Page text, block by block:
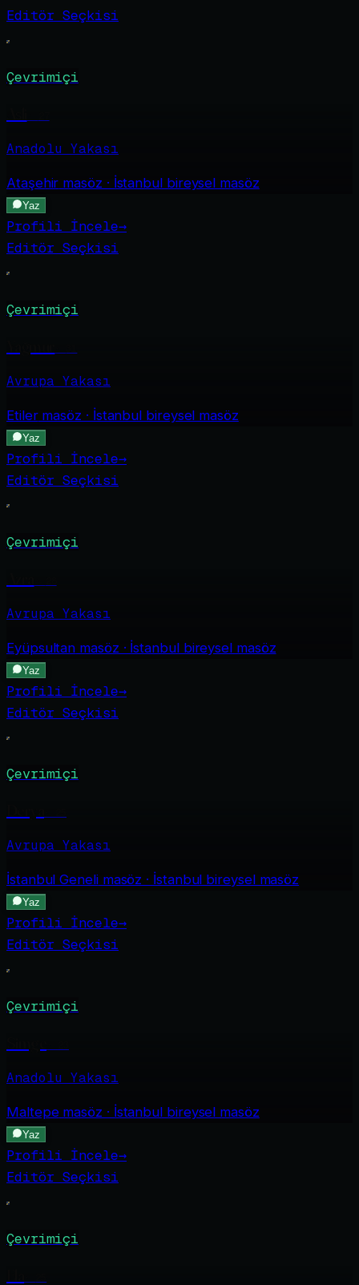
Editör Seçkisi
Çevrimiçi
Anadolu Yakası
Ataşehir masöz · İstanbul bireysel masöz
Yaz
Profili İncele→
Editör Seçkisi
Çevrimiçi
Avrupa Yakası
Etilermasöz · İstanbul bireysel masöz
Yaz
Profili İncele→
Editör Seçkisi
Çevrimiçi
Avrupa Yakası
Eyüpsultan masöz · İstanbul bireysel masöz
Yaz
Profili İncele→
Editör Seçkisi
Çevrimiçi
Avrupa Yakası
İstanbul Genelimasöz · İstanbul bireysel masöz
Yaz
Profili İncele→
Editör Seçkisi
Çevrimiçi
Anadolu Yakası
Maltepemasöz · İstanbul bireysel masöz
Yaz
Profili İncele→
Editör Seçkisi
Çevrimiçi